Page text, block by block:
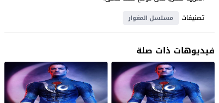
تصنيفات
مسلسل المغوار
فيديوهات ذات صلة